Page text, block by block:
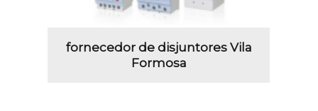
fornecedor de disjuntores Vila
Formosa